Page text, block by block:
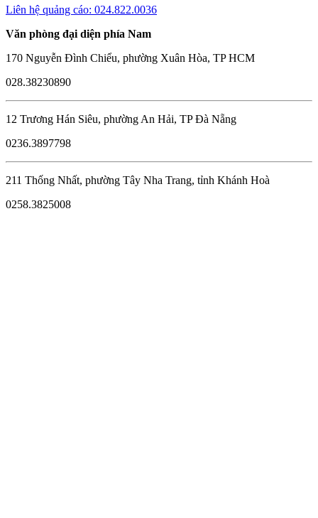
Liên hệ quảng cáo: 024.822.0036
Văn phòng đại diện phía Nam
170 Nguyễn Đình Chiểu, phường Xuân Hòa, TP HCM
028.38230890
12 Trương Hán Siêu, phường An Hải, TP Đà Nẵng
0236.3897798
211 Thống Nhất, phường Tây Nha Trang, tỉnh Khánh Hoà
0258.3825008